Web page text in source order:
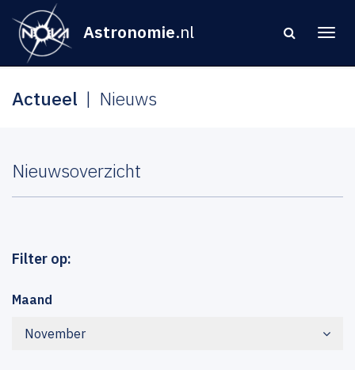
Astronomie.nl
Actueel Nieuws
Nieuwsoverzicht
Filter op:
Maand
November